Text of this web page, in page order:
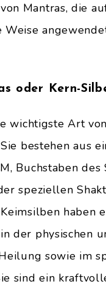
Mantras, die
Weise
oder Kern-
wichtigste Art
bestehen aus
Buchstaben des
speziellen
haben
der physischen
sowie im
sind ein